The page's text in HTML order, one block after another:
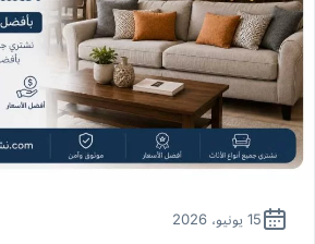
15 يونيو، 2026